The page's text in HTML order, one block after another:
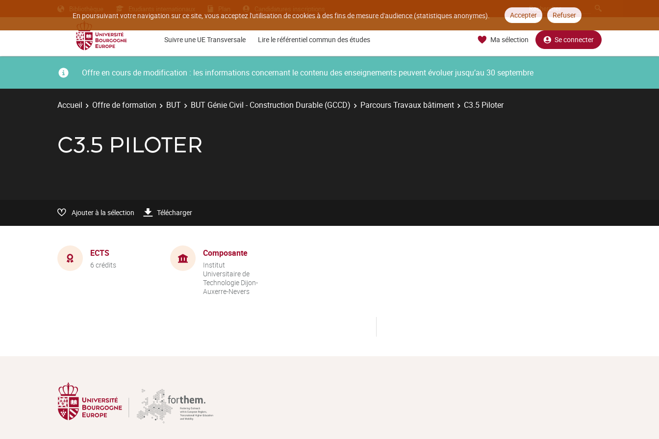
En poursuivant votre navigation sur ce site, vous acceptez l'utilisation de cookies à des fins de mesure d'audience (statistiques anonymes). Accepter Refuser
Bibliothèque Etudiants internationaux Plan Candidatures inscriptions
Suivre une UE Transversale Lire le référentiel commun des études Ma sélection Se connecter
Offre en cours de modification : les informations concernant le contenu des enseignements peuvent évoluer jusqu’au 30 septembre
Accueil Offre de formation BUT BUT Génie Civil - Construction Durable (GCCD) Parcours Travaux bâtiment C3.5 Piloter
C3.5 PILOTER
Ajouter à la sélection Télécharger
ECTS
6 crédits
Composante
Institut
Universitaire de
Technologie Dijon-
Auxerre-Nevers